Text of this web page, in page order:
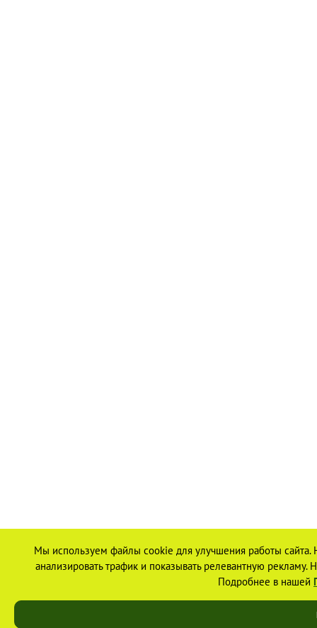
Мы используем файлы cookie для улучшения работы
анализировать трафик и показывать релевантную
Подробнее в нашей